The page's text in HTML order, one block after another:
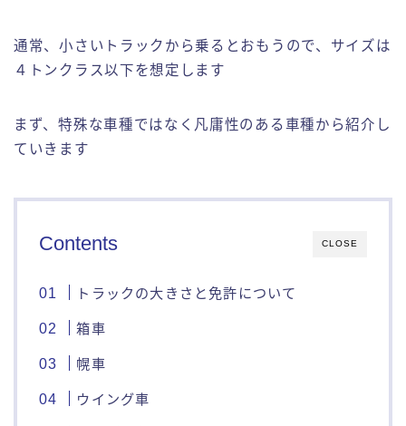
通常、小さいトラックから乗るとおもうので、サイズは
４トンクラス以下を想定します
まず、特殊な車種ではなく凡庸性のある車種から紹介し
ていきます
CLOSE
Contents
トラックの大きさと免許について
箱車
幌車
ウイング車